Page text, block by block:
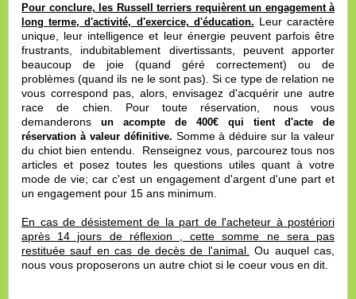
Pour conclure, les Russell terriers requièrent un engagement à
long terme, d'activité, d'exercice, d'éducation. Leur caractère
unique, leur intelligence et leur énergie peuvent parfois être
frustrants, indubitablement divertissants, peuvent apporter
beaucoup de joie (quand géré correctement) ou de
problèmes (quand ils ne le sont pas). Si ce type de relation ne
vous correspond pas, alors, envisagez d'acquérir une autre
race de chien. Pour toute réservation, nous vous
demanderons un acompte de 400€ qui tient d'acte de
réservation à valeur définitive. Somme à déduire sur la valeur
du chiot bien entendu. Renseignez vous, parcourez tous nos
articles et posez toutes les questions utiles quant à votre
mode de vie; car c'est un engagement d'argent d'une part et
un engagement pour 15 ans minimum.
En cas de désistement de la part de l'acheteur à postériori
après 14 jours de réflexion , cette somme ne sera pas
restituée sauf en cas de decès de l'animal.
Ou auquel cas,
nous vous proposerons un autre chiot si le coeur vous en dit.